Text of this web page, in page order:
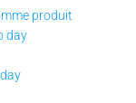
produit
day